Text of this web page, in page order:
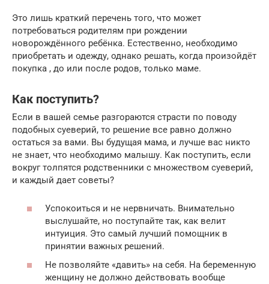
Это лишь краткий перечень того, что может
потребоваться родителям при рождении
новорождённого ребёнка. Естественно, необходимо
приобретать и одежду, однако решать, когда произойдёт
покупка , до или после родов, только маме.
Как поступить?
Если в вашей семье разгораются страсти по поводу
подобных суеверий, то решение все равно должно
остаться за вами. Вы будущая мама, и лучше вас никто
не знает, что необходимо малышу. Как поступить, если
вокруг толпятся родственники с множеством суеверий,
и каждый дает советы?
Успокоиться и не нервничать. Внимательно
выслушайте, но поступайте так, как велит
интуиция. Это самый лучший помощник в
принятии важных решений.
Не позволяйте «давить» на себя. На беременную
женщину не должно действовать вообще